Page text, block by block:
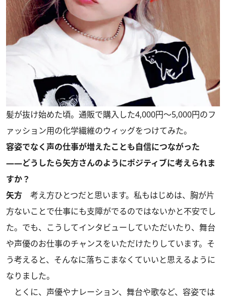
髪が抜け始めた頃。通販で購入した4,000円～5,000円のフ
ァッション用の化学繊維のウィッグをつけてみた。
容姿でなく声の仕事が増えたことも自信につながった
――どうしたら矢方さんのようにポジティブに考えられま
すか？
矢方 考え方ひとつだと思います。私もはじめは、胸が片
方ないことで仕事にも支障がでるのではないかと不安でし
た。でも、こうしてインタビューしていただいたり、舞台
や声優のお仕事のチャンスをいただけたりしています。そ
う考えると、そんなに落ちこまなくていいと思えるように
なりました。
とくに、声優やナレーション、舞台や歌など、容姿では